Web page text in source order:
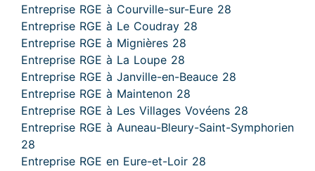
Entreprise RGE à Courville-sur-Eure 28
Entreprise RGE à Le Coudray 28
Entreprise RGE à Mignières 28
Entreprise RGE à La Loupe 28
Entreprise RGE à Janville-en-Beauce 28
Entreprise RGE à Maintenon 28
Entreprise RGE à Les Villages Vovéens 28
Entreprise RGE à Auneau-Bleury-Saint-Symphorien
28
Entreprise RGE en Eure-et-Loir 28